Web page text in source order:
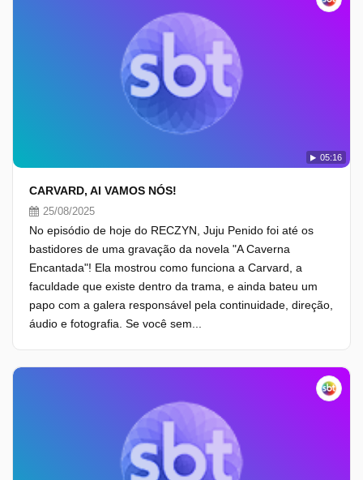
05:16
CARVARD, AI VAMOS NÓS!
25/08/2025
No episódio de hoje do RECZYN, Juju Penido foi até os
bastidores de uma gravação da novela "A Caverna
Encantada"! Ela mostrou como funciona a Carvard, a
faculdade que existe dentro da trama, e ainda bateu um
papo com a galera responsável pela continuidade, direção,
áudio e fotografia. Se você sem...